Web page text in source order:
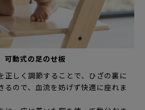
可動式の足のせ板
正しく調節することで、ひざの裏に
るので、血流を妨げず快適に座れま